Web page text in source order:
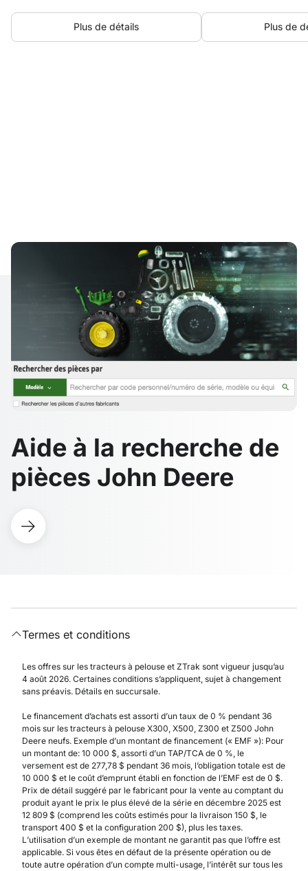
Plus de détails Plus de
Aide à la recherche de
pièces John Deere
Termes et conditions
Les offres sur les tracteurs à pelouse et ZTrak sont vigueur jusqu’au
4 août 2026. Certaines conditions s’appliquent, sujet à changement
sans préavis. Détails en succursale.
Le financement d’achats est assorti d’un taux de 0 % pendant 36
mois sur les tracteurs à pelouse X300, X500, Z300 et Z500 John
Deere neufs. Exemple d’un montant de financement (« EMF »): Pour
un montant de: 10 000 $, assorti d’un TAP/TCA de 0 %, le
versement est de 277,78 $ pendant 36 mois, l’obligation totale est de
10 000 $ et le coût d’emprunt établi en fonction de l’EMF est de 0 $.
Prix de détail suggéré par le fabricant pour la vente au comptant du
produit ayant le prix le plus élevé de la série en décembre 2025 est
12 809 $ (comprend les coûts estimés pour la livraison 150 $, le
transport 400 $ et la configuration 200 $), plus les taxes.
L’utilisation d’un exemple de montant ne garantit pas que l’offre est
applicable. Si vous êtes en défaut de la présente opération ou de
toute autre opération d’un compte multi-usage, l’intérêt sur tous les